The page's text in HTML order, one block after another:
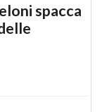
spacca